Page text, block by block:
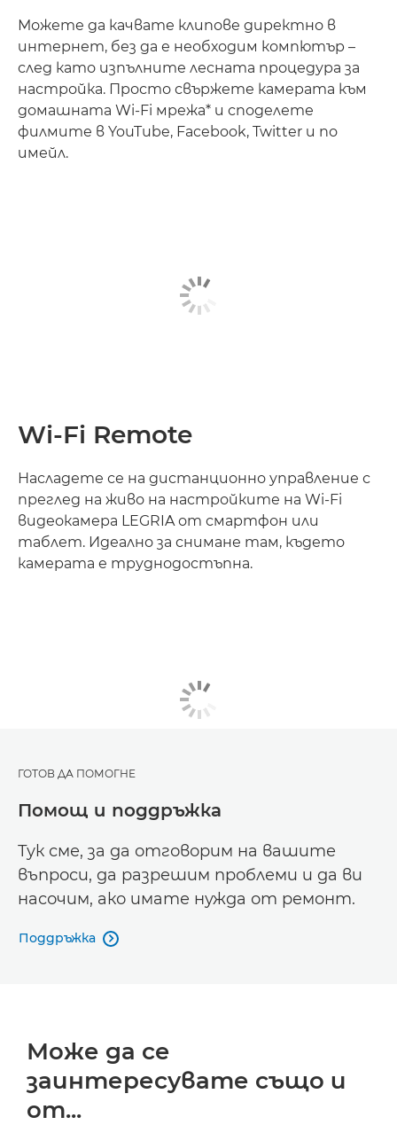
Можете да качвате клипове директно в
интернет, без да е необходим компютър –
след като изпълните лесната процедура за
настройка. Просто свържете камерата към
домашната Wi-Fi мрежа* и споделете
филмите в YouTube, Facebook, Twitter и по
имейл.
Wi-Fi Remote
Насладете се на дистанционно управление с
преглед на живо на настройките на Wi-Fi
видеокамера LEGRIA от смартфон или
таблет. Идеално за снимане там, където
камерата е труднодостъпна.
ГОТОВ ДА ПОМОГНЕ
Помощ и поддръжка
Тук сме, за да отговорим на вашите
въпроси, да разрешим проблеми и да ви
насочим, ако имате нужда от ремонт.
Поддръжка 
Може да се
заинтересувате също и
от...